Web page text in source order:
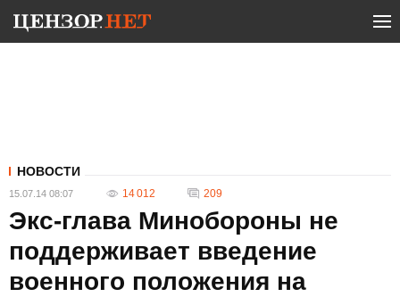
НОВОСТИ
15.07.14 08:07 14 012 209
Экс-глава Минобороны не
поддерживает введение
военного положения на